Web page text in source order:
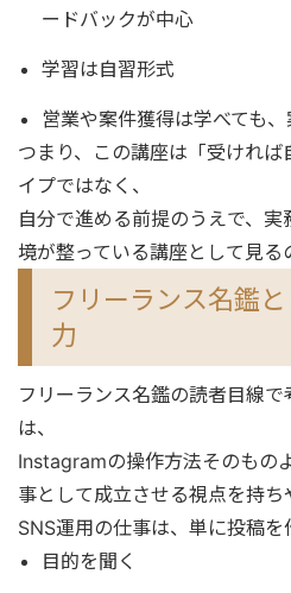
ードバックが中心
学習は自習形式
営業や案件獲得は学べても
つまり、この講座は「受けれ
イプではなく、
自分で進める前提のうえで、
境が整っている講座として見る
フリーランス名鑑
力
フリーランス名鑑の読者目線
は、
Instagramの操作方法そのもの
事として成立させる視点を持ち
SNS運用の仕事は、単に投稿を
目的を聞く